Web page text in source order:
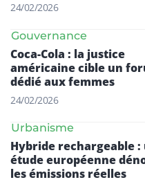
24/02/2026
Gouvernance
Coca-Cola : la justice
américaine cible un
dédié aux femmes
24/02/2026
Urbanisme
Hybride rechargeable :
étude européenne
les émissions réelles